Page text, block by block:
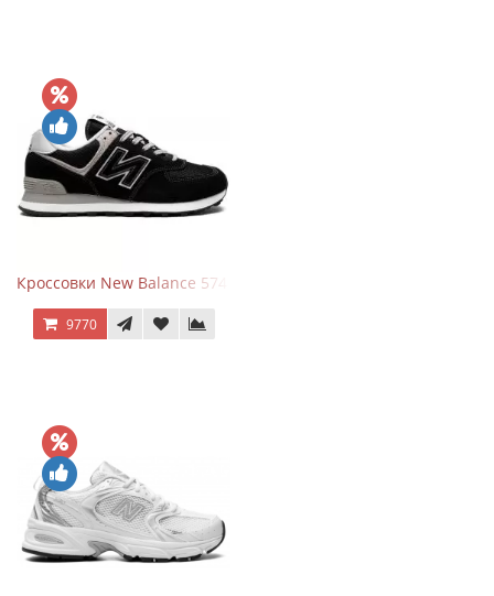
Кроссовки New Balance 574 Evergreen Black
9770